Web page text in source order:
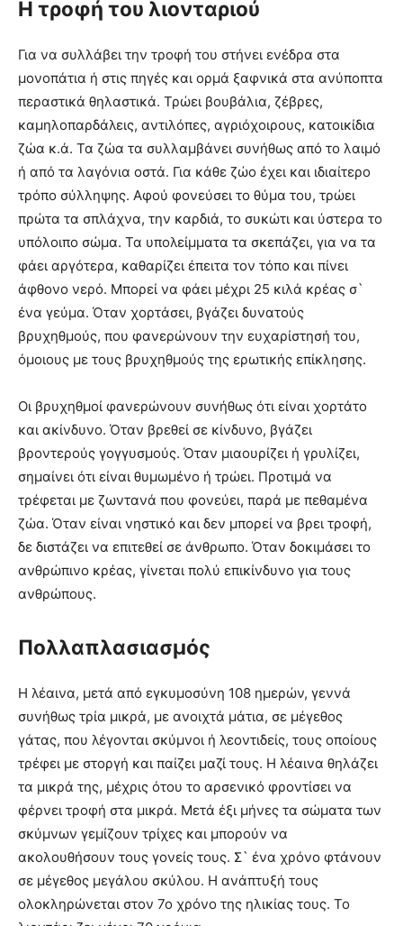
Η τροφή του λιονταριού
Για να συλλάβει την τροφή του στήνει ενέδρα στα
μονοπάτια ή στις πηγές και ορμά ξαφνικά στα ανύποπτα
περαστικά θηλαστικά. Τρώει βουβάλια, ζέβρες,
καμηλοπαρδάλεις, αντιλόπες, αγριόχοιρους, κατοικίδια
ζώα κ.ά. Τα ζώα τα συλλαμβάνει συνήθως από το λαιμό
ή από τα λαγόνια οστά. Για κάθε ζώο έχει και ιδιαίτερο
τρόπο σύλληψης. Αφού φονεύσει το θύμα του, τρώει
πρώτα τα σπλάχνα, την καρδιά, το συκώτι και ύστερα το
υπόλοιπο σώμα. Τα υπολείμματα τα σκεπάζει, για να τα
φάει αργότερα, καθαρίζει έπειτα τον τόπο και πίνει
άφθονο νερό. Μπορεί να φάει μέχρι 25 κιλά κρέας σ`
ένα γεύμα. Όταν χορτάσει, βγάζει δυνατούς
βρυχηθμούς, που φανερώνουν την ευχαρίστησή του,
όμοιους με τους βρυχηθμούς της ερωτικής επίκλησης.
Οι βρυχηθμοί φανερώνουν συνήθως ότι είναι χορτάτο
και ακίνδυνο. Όταν βρεθεί σε κίνδυνο, βγάζει
βροντερούς γογγυσμούς. Όταν μιαουρίζει ή γρυλίζει,
σημαίνει ότι είναι θυμωμένο ή τρώει. Προτιμά να
τρέφεται με ζωντανά που φονεύει, παρά με πεθαμένα
ζώα. Όταν είναι νηστικό και δεν μπορεί να βρει τροφή,
δε διστάζει να επιτεθεί σε άνθρωπο. Όταν δοκιμάσει το
ανθρώπινο κρέας, γίνεται πολύ επικίνδυνο για τους
ανθρώπους.
Πολλαπλασιασμός
Η λέαινα, μετά από εγκυμοσύνη 108 ημερών, γεννά
συνήθως τρία μικρά, με ανοιχτά μάτια, σε μέγεθος
γάτας, που λέγονται σκύμνοι ή λεοντιδείς, τους οποίους
τρέφει με στοργή και παίζει μαζί τους. Η λέαινα θηλάζει
τα μικρά της, μέχρις ότου το αρσενικό φροντίσει να
φέρνει τροφή στα μικρά. Μετά έξι μήνες τα σώματα των
σκύμνων γεμίζουν τρίχες και μπορούν να
ακολουθήσουν τους γονείς τους. Σ` ένα χρόνο φτάνουν
σε μέγεθος μεγάλου σκύλου. Η ανάπτυξή τους
ολοκληρώνεται στον 7ο χρόνο της ηλικίας τους. Το